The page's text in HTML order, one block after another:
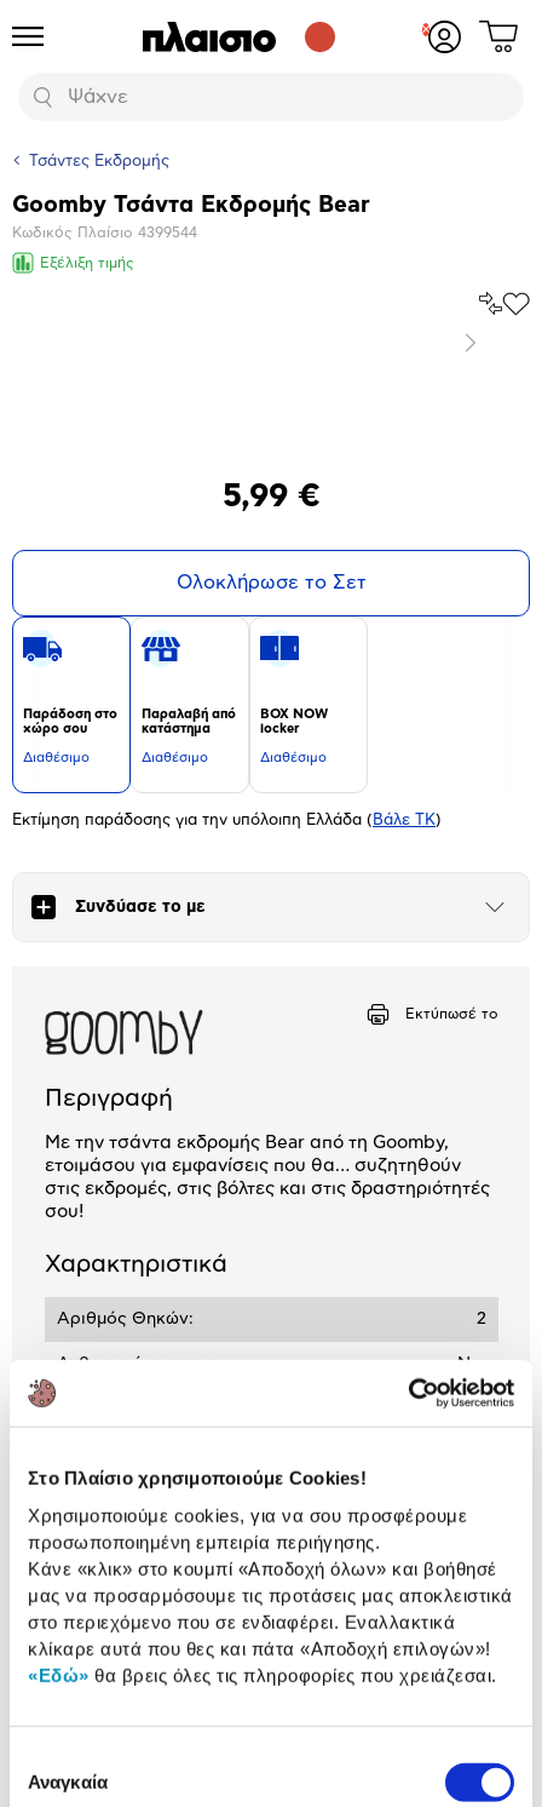
Στο Πλαίσιο χρησιμοποιούμε Cookies!
Χρησιμοποιούμε cookies, για να σου προσφέρουμε
προσωποποιημένη εμπειρία περιήγησης.
Κάνε «κλικ» στο κουμπί «Αποδοχή όλων» και βοήθησέ
μας να προσαρμόσουμε τις προτάσεις μας αποκλειστικά
στο περιεχόμενο που σε ενδιαφέρει. Εναλλακτικά
κλίκαρε αυτά που θες και πάτα «Αποδοχή επιλογών»!
«Εδώ» θα βρεις όλες τις πληροφορίες που χρειάζεσαι.
συγκατάθεσης
Αναγκαία
Προϊόντα
Αναζήτηση
Δες
Τσάντες Εκδρομής
Βασικά
χαρακτηριστικά
Goomby Τσάντα Εκδρομής Bear
Κωδικός Πλαίσιο 4399544
Εξέλιξη τιμής
Επόμενο
5,99 €
Ολοκλήρωσε το Σετ
Παράδοση στο
χώρο σου
Διαθέσιμο
Παραλαβή από
κατάστημα
Διαθέσιμο
BOX NOW
locker
Διαθέσιμο
Εκτίμηση παράδοσης για την υπόλοιπη Ελλάδα ( Βάλε ΤΚ)
Συνδύασε το με
Άνοιξε
Εκτύπωσέ το
Περιγραφή
Με την τσάντα εκδρομής Bear από τη Goomby,
ετοιμάσου για εμφανίσεις που θα… συζητηθούν
στις εκδρομές, στις βόλτες και στις δραστηριότητές
σου!
Χαρακτηριστικά
Αριθμός Θηκών: 2
Ανθεκτικότητα στο
Ναι
Αναλυτική
παρουσίαση
Αναλυτική παρουσίαση
Προδιαγραφές
προϊόντος
Χαρακτηριστικά
Αξιολογήσεις
Αξιολογήσεις
Κάτι μας λέει πως τα παρακάτω
προϊόντα σε ενδιαφέρουν!